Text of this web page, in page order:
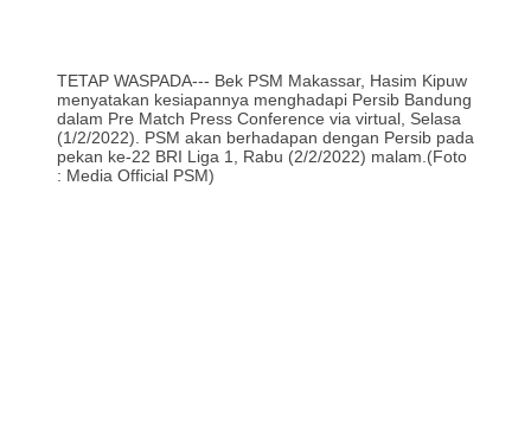
TETAP WASPADA--- Bek PSM Makassar, Hasim Kipuw
menyatakan kesiapannya menghadapi Persib Bandung
dalam Pre Match Press Conference via virtual, Selasa
(1/2/2022). PSM akan berhadapan dengan Persib pada
pekan ke-22 BRI Liga 1, Rabu (2/2/2022) malam.(Foto
: Media Official PSM)